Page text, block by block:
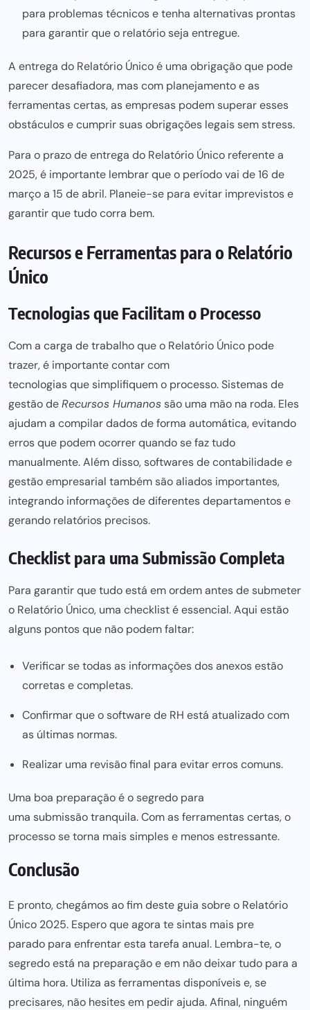
para problemas técnicos e tenha alternativas prontas
para garantir que o relatório seja entregue.
A entrega do Relatório Único é uma obrigação que pode
parecer desafiadora, mas com planejamento e as
ferramentas certas, as empresas podem superar esses
obstáculos ecumprir suas obrigações legais semstress.
Para o prazo de entrega do Relatório Único referente a
2025, é importante lembrar que o período vai de 16 de
março a 15 de abril. Planeie-se para evitar imprevistos e
garantir que tudo corra bem.
Recursos e Ferramentas para o Relatório
Único
Tecnologias que Facilitam o Processo
Com a carga de trabalho que o Relatório Único pode
trazer, é importante contar com
tecnologias que simplifiquem o processo. Sistemas de
gestão deRecursos Humanossão uma mão na roda. Eles
ajudam a compilar dados de forma automática, evitando
erros que podem ocorrer quandose faz tudo
manualmente. Além disso, softwares de contabilidade e
gestão empresarial também são aliados importantes,
integrando informações de diferentes departamentos e
gerando relatórios precisos.
Checklist para uma Submissão Completa
Para garantir que tudo está em ordem antes de submeter
o Relatório Único, uma checklist é essencial. Aqui estão
alguns pontos que não podemfaltar:
Verificar se todas as informações dos anexos estão
corretas e completas.
Confirmar que o software de RH está atualizado com
as últimas normas.
Realizar uma revisão final para evitar erros comuns.
Uma boa preparação é o segredo para
uma submissão tranquila. Com as ferramentas certas, o
processo se torna maissimples e menosestressante.
Conclusão
E pronto, chegámos ao fim deste guia sobre o Relatório
Único 2025. Espero que agora te sintas mais pre
parado para enfrentar esta tarefa anual. Lembra-te, o
segredo está na preparação e em nãodeixar tudo para a
última hora. Utiliza as ferramentas disponíveis e, se
precisares, não hesites em pedir ajuda. Afinal, ninguém